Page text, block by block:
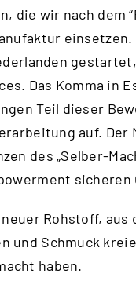
die wir nach dem “
Das Komma in
Teil dieser
auf.
des „Selber-
sicheren
Rohstoff, aus
und Schmuck
haben.